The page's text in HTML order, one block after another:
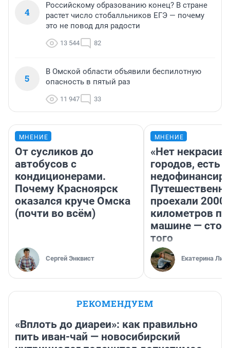
4
Российскому образованию конец? В стране
растет число стобалльников ЕГЭ — почему
это не повод для радости
13 544 82
5
В Омской области объявили беспилотную
опасность в пятый раз
11 947 33
МНЕНИЕ
От сусликов до
автобусов с
кондиционерами.
Почему Красноярск
оказался круче Омска
(почти во всём)
Сергей Энквист
МНЕНИЕ
«Нет
городов, есть
проехали 2000
километров по
машине —
того
Екатерина
РЕКОМЕНДУЕМ
«Вплоть до диареи»: как правильно
пить иван-чай — новосибирский